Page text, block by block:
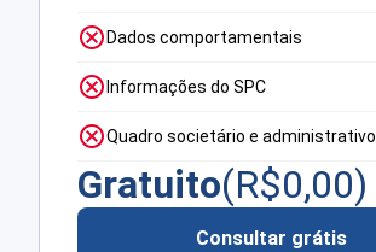
Dados comportamentais
Informações do SPC
Quadro societário e administrativo
Gratuito(R$0,00)
Consultar grátis